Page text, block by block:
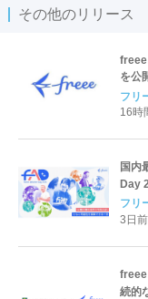
その他のリリース
freee
を公
フリ
16時
国内
Day
フリ
3日前
freee
続的